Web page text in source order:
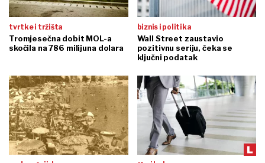
tvrtke i tržišta
Tromjesečna dobit MOL-a
skočila na 786 milijuna dolara
biznis i politika
Wall Street zaustavio
pozitivnu seriju, čeka se
ključni podatak